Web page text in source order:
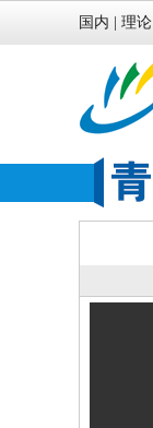
国内 理论